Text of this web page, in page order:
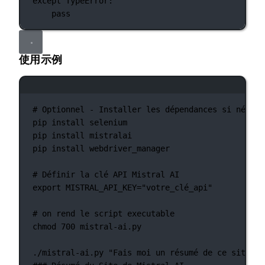
pass
使用示例
# Optionnel - Installer les dépendances si
pip
install
selenium
pip
install
mistralai
pip
install webdriver_manager
# Définir la clé API Mistral AI
export MISTRAL_API_KEY="votre_clé_api"
# on rend le script executable
chmod
700 mistral-ai.py
./mistral-ai.py
"Fais moi un résumé de ce